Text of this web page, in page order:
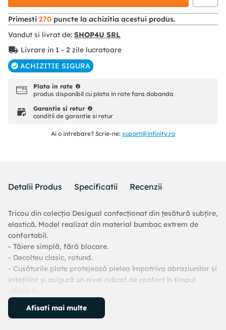
Primesti 270 puncte la achizitia acestui produs.
Vandut si livrat de: SHOP4U SRL
Livrare in 1 - 2 zile lucratoare
ACHIZITIE SIGURA
Plata in rate
produs disponibil cu plata in rate fara dobanda
Garantie si retur
conditii de garantie si retur
Ai o intrebare? Scrie-ne: suport@infinity.ro
Detalii Produs Specificatii Recenzii
Tricou din colecția Desigual confecționat din țesătură subțire,
elastică. Model realizat din material bumbac extrem de
confortabil.
- Tăiere simplă, fără blocare.
- Decolteu clasic, rotund.
- Cusăturile plate protejează pielea împotriva abraziunilor și
iritațiilor și asigură un nivel ridicat de confort în timpul
- Lungimea: 64 cm.
- Latimea la subrat: 50 cm.
Afisati mai multe